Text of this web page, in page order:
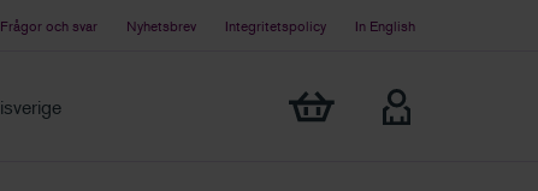
Frågor och svar Nyhetsbrev Integritetspolicy In English
Visa min varukorg